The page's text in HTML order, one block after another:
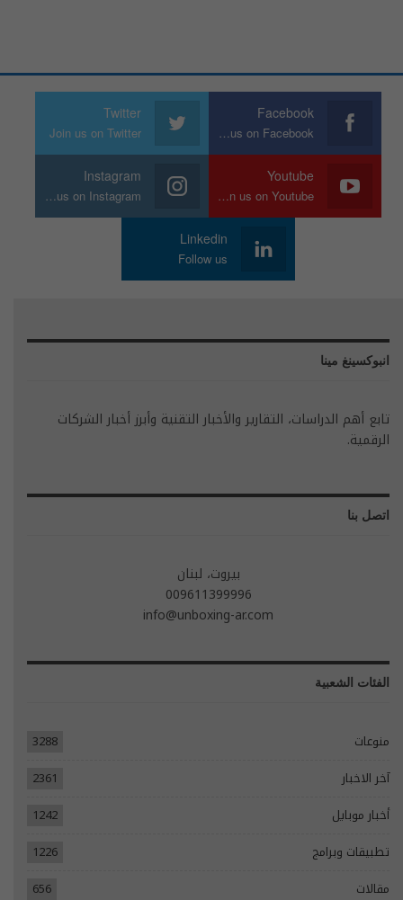
Facebook
Join us on Facebook
Twitter
Join us on Twitter
Youtube
Join us on Youtube
Instagram
Join us on Instagram
Linkedin
Follow us
انبوكسينغ مينا
تابع أهم الدراسات، التقارير والأخبار التقنية وأبرز أخبار الشركات
الرقمية.
اتصل بنا
بيروت، لبنان
009611399996
info@unboxing-ar.com
الفئات الشعبية
منوعات
3288
آخر الاخبار
2361
أخبار موبايل
1242
تطبيقات وبرامج
1226
مقالات
656